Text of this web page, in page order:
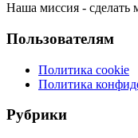
Наша миссия - сделать
Пользователям
Политика cookie
Политика
Рубрики